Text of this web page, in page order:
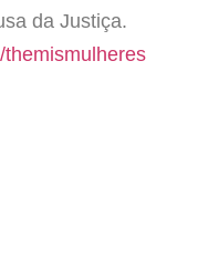
da Justiça.